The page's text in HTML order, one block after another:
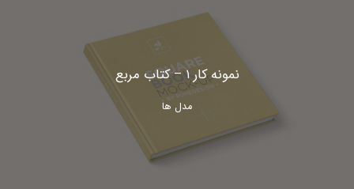
نمونه کار ۱ – کتاب مربع
مدل ها